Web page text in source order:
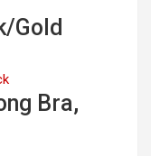
Gold
Bra,